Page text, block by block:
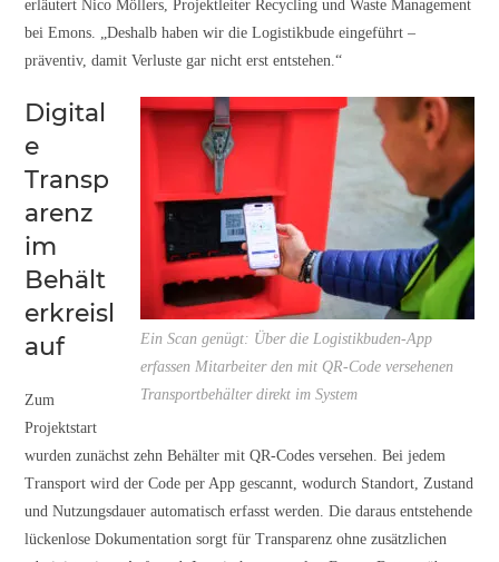
erläutert Nico Möllers, Projektleiter Recycling und Waste Management
bei Emons. „Deshalb haben wir die Logistikbude eingeführt –
präventiv, damit Verluste gar nicht erst entstehen.“
Ein Scan genügt: Über die Logistikbuden-App
erfassen Mitarbeiter den mit QR-Code versehenen
Transportbehälter direkt im System
Digital
e
Transp
arenz
im
Behält
erkreisl
auf
Zum
Projektstart
wurden zunächst zehn Behälter mit QR-Codes versehen. Bei jedem
Transport wird der Code per App gescannt, wodurch Standort, Zustand
und Nutzungsdauer automatisch erfasst werden. Die daraus entstehende
lückenlose Dokumentation sorgt für Transparenz ohne zusätzlichen